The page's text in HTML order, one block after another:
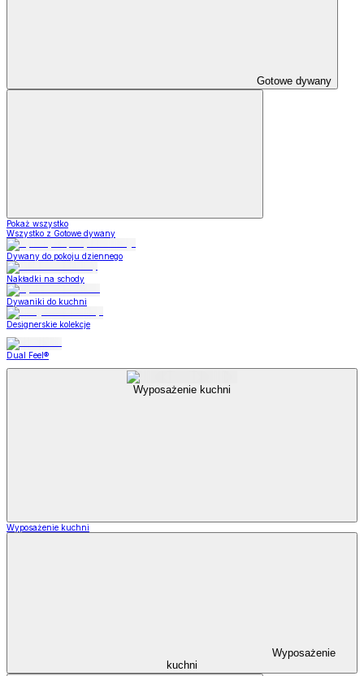
Gotowe dywany
Pokaż wszystko
Wszystko z Gotowe dywany
Dywany do pokoju dziennego
Nakładki na schody
Dywaniki do kuchni
Designerskie kolekcje
Dual Feel®
Wyposażenie kuchni
Wyposażenie kuchni
Wyposażenie
kuchni